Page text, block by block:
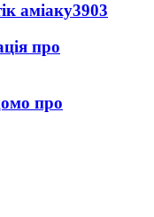
аміаку3903
про
про